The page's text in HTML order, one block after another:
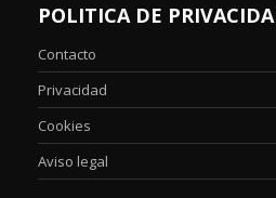
POLITICA DE
Contacto
Privacidad
Cookies
Aviso legal